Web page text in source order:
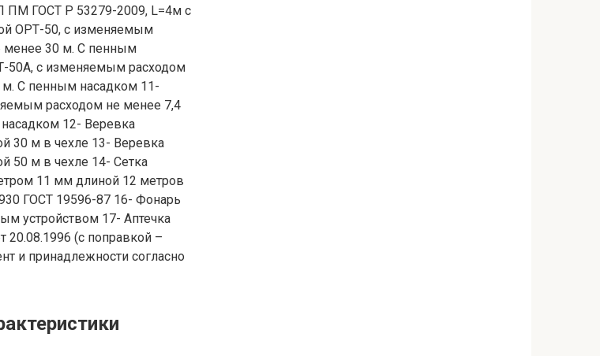
ПМ ГОСТ Р 53279-2009, L=4м с
ОРТ-50, с изменяемым
менее 30 м. С пенным
50А, с изменяемым расходом
м. С пенным насадком 11-
расходом не менее 7,4
12- Веревка
30 м в чехле 13- Веревка
50 м в чехле 14- Сетка
11 мм длиной 12 метров
ГОСТ 19596-87 16- Фонарь
устройством 17- Аптечка
(с поправкой –
и принадлежности согласно